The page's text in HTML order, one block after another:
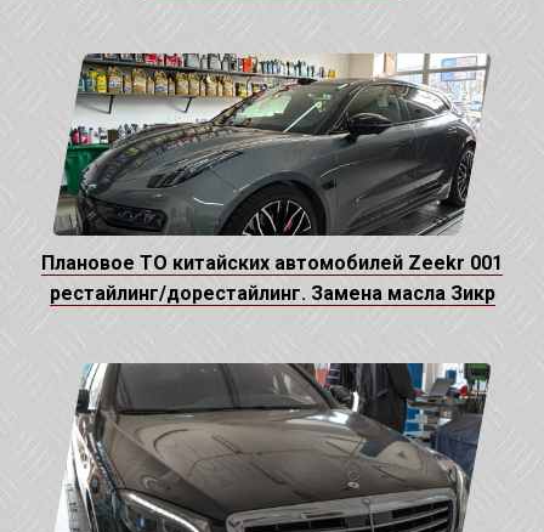
Плановое ТО китайских автомобилей Zeekr 001
рестайлинг/дорестайлинг. Замена масла Зикр